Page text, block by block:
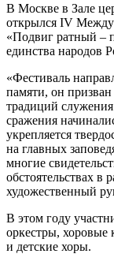
В Москве в Зале
открылся IV
«Подвиг ратный –
единства народов
«Фестиваль
памяти, он призван
традиций
сражения
укрепляется
на главных
многие
обстоятельствах в
художественный
В этом году
оркестры, хоровые
и детские хоры.